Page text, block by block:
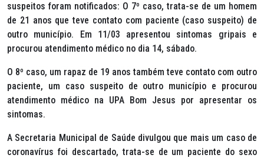
suspeitos foram notificados: O 7º caso, trata-se de um homem
de 21 anos que teve contato com paciente (caso suspeito) de
outro município. Em 11/03 apresentou sintomas gripais e
procurou atendimento médico no dia 14, sábado.
O 8º caso, um rapaz de 19 anos também teve contato com outro
paciente, um caso suspeito de outro município e procurou
atendimento médico na UPA Bom Jesus por apresentar os
sintomas.
A Secretaria Municipal de Saúde divulgou que mais um caso de
coronavírus foi descartado, trata-se de um paciente do sexo